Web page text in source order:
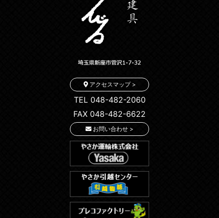
アクセスマップ >
TEL 048-482-2060
FAX 048-482-6622
お問い合わせ >